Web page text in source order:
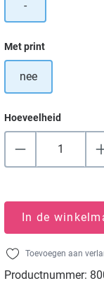
-
Selecteer
Met print
nee
Hoeveelheid
In de
Toevoegen aan
Productnummer: